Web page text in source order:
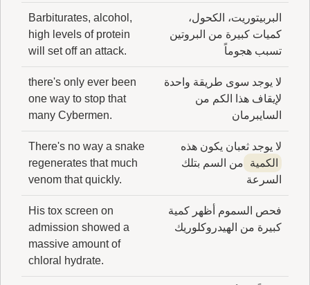
البربيتوريت، الكحول،
كميات كبيرة من البروتين
تسبب هجوماً
Barbiturates, alcohol,
high levels of protein
will set off an attack.
لا يوجد سوى طريقة واحدة
لإيقاف هذا الكم من
السايبرمان
there's only ever been
one way to stop that
many Cybermen.
لا يوجد ثعبان يكون هذه
الكمية
من السم بتلك
السرعة
There's no way a snake
regenerates that much
venom that quickly.
فحص السموم أظهر كمية
كبيرة من الهيدروكلوريك
His tox screen on
admission showed a
massive amount of
chloral hydrate.